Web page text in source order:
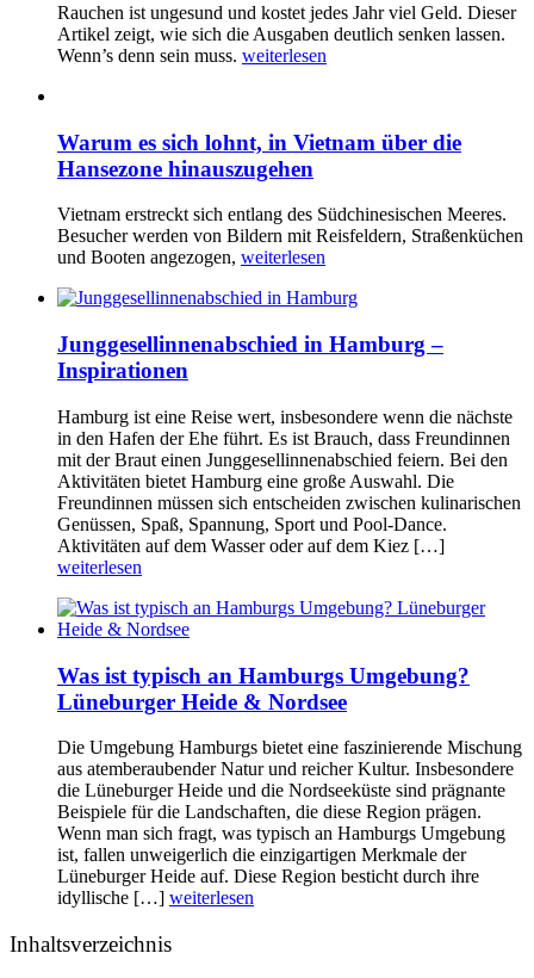
Rauchen ist ungesund und kostet jedes Jahr viel Geld. Dieser
Artikel zeigt, wie sich die Ausgaben deutlich senken lassen.
Wenn’s denn sein muss. weiterlesen
Warum es sich lohnt, in Vietnam über die
Hansezone hinauszugehen
Vietnam erstreckt sich entlang des Südchinesischen Meeres.
Besucher werden von Bildern mit Reisfeldern, Straßenküchen
und Booten angezogen, weiterlesen
Junggesellinnenabschied in Hamburg –
Inspirationen
Hamburg ist eine Reise wert, insbesondere wenn die nächste
in den Hafen der Ehe führt. Es ist Brauch, dass Freundinnen
mit der Braut einen Junggesellinnenabschied feiern. Bei den
Aktivitäten bietet Hamburg eine große Auswahl. Die
Freundinnen müssen sich entscheiden zwischen kulinarischen
Genüssen, Spaß, Spannung, Sport und Pool-Dance.
Aktivitäten auf dem Wasser oder auf dem Kiez […]
weiterlesen
Was ist typisch an Hamburgs Umgebung?
Lüneburger Heide & Nordsee
Die Umgebung Hamburgs bietet eine faszinierende Mischung
aus atemberaubender Natur und reicher Kultur. Insbesondere
die Lüneburger Heide und die Nordseeküste sind prägnante
Beispiele für die Landschaften, die diese Region prägen.
Wenn man sich fragt, was typisch an Hamburgs Umgebung
ist, fallen unweigerlich die einzigartigen Merkmale der
Lüneburger Heide auf. Diese Region besticht durch ihre
idyllische […] weiterlesen
Inhaltsverzeichnis